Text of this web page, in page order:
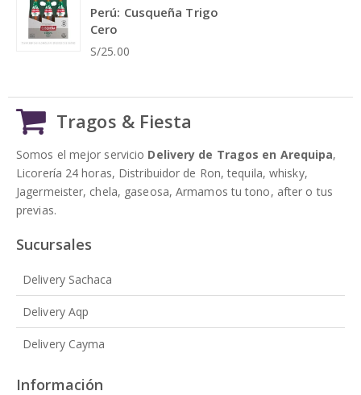
Perú: Cusqueña Trigo
Cero
S/25.00
Tragos & Fiesta
Somos el mejor servicio Delivery de Tragos en Arequipa,
Licorería 24 horas, Distribuidor de Ron, tequila, whisky,
Jagermeister, chela, gaseosa, Armamos tu tono, after o tus
previas.
Sucursales
Delivery Sachaca
Delivery Aqp
Delivery Cayma
Información